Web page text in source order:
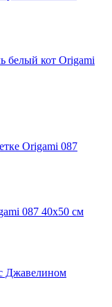
белый кот Origami
087 40x50 см